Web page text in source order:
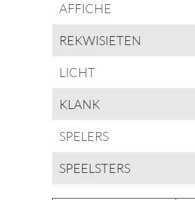
AFFICHE
REKWISIETEN
LICHT
KLANK
SPELERS
SPEELSTERS